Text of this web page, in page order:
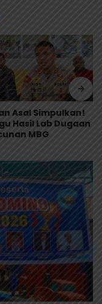
Asal Simpulkan!
Hasil Lab Dugaan
MBG